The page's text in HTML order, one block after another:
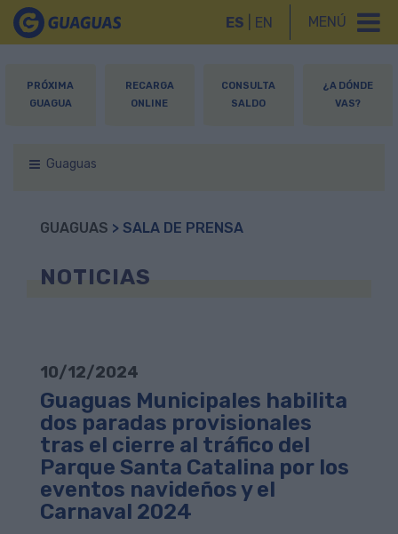
MENÚ
ES EN
PRÓXIMA
GUAGUA
RECARGA
ONLINE
CONSULTA
SALDO
¿A DÓNDE
VAS?
Guaguas
GUAGUAS > SALA DE PRENSA
NOTICIAS
10/12/2024
Guaguas Municipales habilita
dos paradas provisionales
tras el cierre al tráfico del
Parque Santa Catalina por los
eventos navideños y el
Carnaval 2024